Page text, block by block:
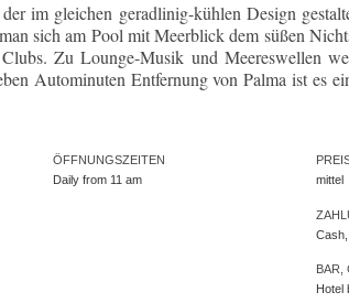
im gleichen geradlinig-kühlen Design
sich am Pool mit Meerblick dem süßen
Zu Lounge-Musik und Meereswellen
Autominuten Entfernung von Palma ist es
ÖFFNUNGSZEITEN
Daily from 11 am
mittel
BAR,
Hotel